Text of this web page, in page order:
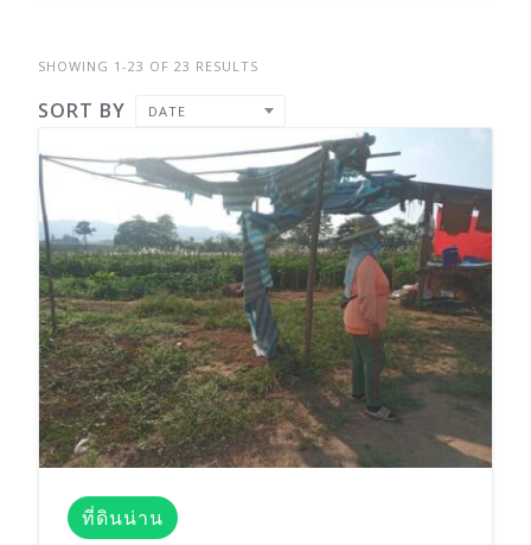
SHOWING 1-23 OF 23 RESULTS
SORT BY DATE
ที่ดินน่าน